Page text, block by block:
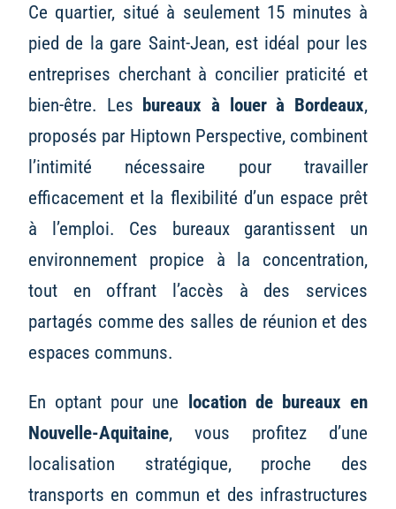
Ce quartier, situé à seulement 15 minutes à
pied de la gare Saint-Jean, est idéal pour les
entreprises cherchant à concilier praticité et
bien-être. Les bureaux à louer à Bordeaux,
proposés par Hiptown Perspective, combinent
l’intimité nécessaire pour travailler
efficacement et la flexibilité d’un espace prêt
à l’emploi. Ces bureaux garantissent un
environnement propice à la concentration,
tout en offrant l’accès à des services
partagés comme des salles de réunion et des
espaces communs.
En optant pour une
location de bureaux en
Nouvelle-Aquitaine, vous profitez d’une
localisation stratégique, proche des
transports en commun et des infrastructures